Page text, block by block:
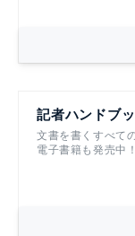
記者ハンドブ
文書を書くすべて
電子書籍も発売中！